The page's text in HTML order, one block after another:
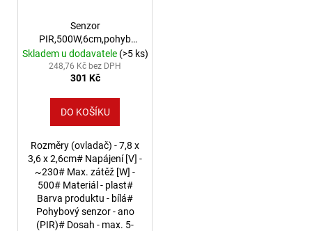
Senzor
PIR,500W,6cm,pohyb
ruky
Skladem u dodavatele (>5 ks)
248,76 Kč bez DPH
301 Kč
DO KOŠÍKU
Rozměry (ovladač) - 7,8 x
3,6 x 2,6cm# Napájení [V] -
~230# Max. zátěž [W] -
500# Materiál - plast#
Barva produktu - bílá#
Pohybový senzor - ano
(PIR)# Dosah - max. 5-